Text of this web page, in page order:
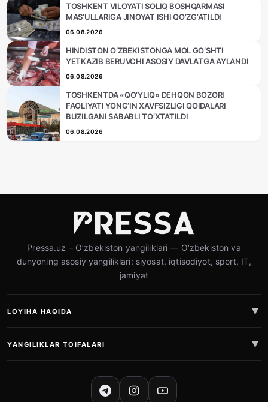
TOSHKENT VILOYATI SOLIQ BOSHQARMASI
MAS’ULLARIGA JINOYAT ISHI QO‘ZG‘ATILDI
06.08.2026
HINDISTON O‘ZBEKISTONGA MOL GO‘SHTI
YETKAZIB BERUVCHI ASOSIY DAVLATGA AYLANDI
06.08.2026
TOSHKENTDA «QO‘YLIQ» DEHQON BOZORI
FAOLIYATI YONG‘IN XAVFSIZLIGI QOIDALARI
BUZILGANI SABABLI TO‘XTATILDI
06.08.2026
Pressa.uz – O‘zbekiston yangiliklari — O‘zbekiston va
dunyoning asosiy yangiliklari: siyosat, iqtisodiyot, sport, IT,
jamiyat
LOYIHA HAQIDA
YANGILIKLAR TOIFALARI
IJTIMOIY TARMOQLAR